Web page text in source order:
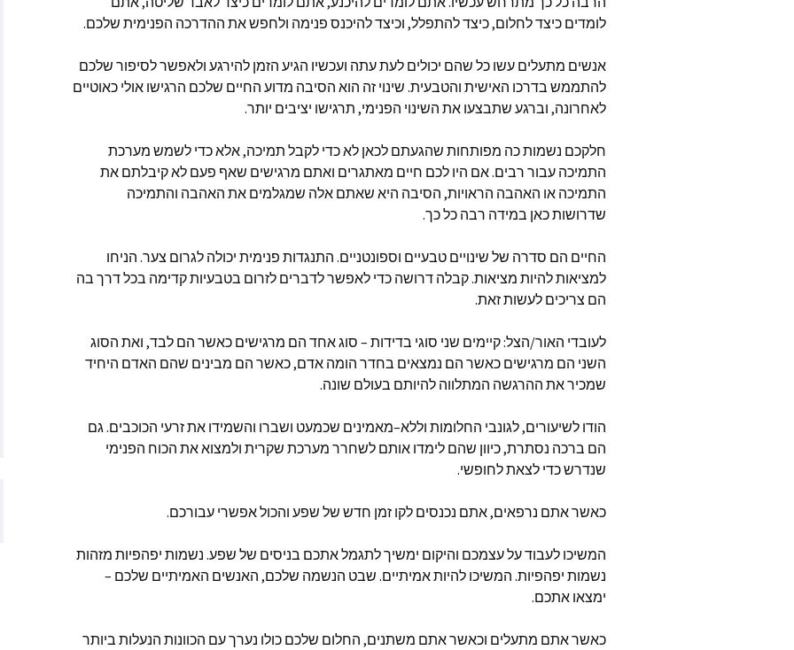
ג׳ף בראון – הגיגים
סטיב פאוולינה
קייט ספרקלי מאתר Spirit
מלאני בקלר מאתר ask-
angels
פינת המסרים הקצרים
טינה ספולדינג – מתקשרת
את ישוע ואננדה
לי קרול
כותבים וכותבות שונים
כלל המאמרים
שהתפרסמו בשנת 2025
בשנת 2023
תרומה ותמיכה
לומדים כיצד לחלום,כיצד להתפלל, וכיצד להיכנס פנימה ולחפש את ההדרכה הפנימית שלכם.
אנשים מתעלים עשו כל שהם יכולים לעת עתה ועכשיו הגיע הזמן להירגע ולאפשר לסיפור שלכם
להתממש בדרכו האישית והטבעית. שינוי זה הוא הסיבה מדוע החיים שלכם הרגישו אולי כאוטיים
לאחרונה, וברגע שתבצעו את השינוי הפנימי, תרגישו יציבים יותר.
חלקכם נשמות כה מפותחות שהגעתם לכאן לא כדי לקבל תמיכה,אלא כדי לשמש מערכת
התמיכה עבור רבים.אם היו לכם חיים מאתגרים ואתם מרגישים שאף פעם לא קיבלתם את
התמיכה או האהבה הראויות, הסיבה היא שאתם אלה שמגלמים את האהבה והתמיכה
שדרושות כאן במידה רבה כל כך.
החיים הם סדרה של שינויים טבעיים וספונטניים. התנגדות פנימית יכולה לגרום צער. הניחו
למציאות להיות מציאות.קבלה דרושה כדי לאפשר לדברים לזרום בטבעיות קדימה בכל דרך בה
הם צריכים לעשות זאת.
לעובדי האור/הצל:קיימים שני סוגי בדידות – סוג אחד הם מרגישים כאשר הם לבד, ואת הסוג
השני הם מרגישים כאשר הם נמצאים בחדר הומה אדם,כאשר הם מבינים שהם האדם היחיד
שמכיר את ההרגשה המתלווה להיותם בעולם שונה.
הודו לשיעורים,לגונבי החלומות וללא–מאמינים שכמעט ושברו והשמידו את זרעי הכוכבים.גם
הם ברכה נסתרת,כיוון שהם לימדו אותם לשחרר מערכת שקרית ולמצוא את הכוח הפנימי
שנדרש כדי לצאת לחופשי.
כאשר אתם נרפאים,אתם נכנסים לקו זמן חדש של שפע והכול אפשרי עבורכם.
המשיכו לעבוד על עצמכם והיקום ימשיך לתגמל אתכם בניסים של שפע. נשמות יפהפיות מזהות
נשמות יפהפיות. המשיכו להיות אמיתיים. שבט הנשמה שלכם, האנשים האמיתיים שלכם –
ימצאו אתכם.
כאשר אתם מתעלים וכאשר אתם משתנים, החלום שלכם כולו נערך עם הכוונות הנעלות ביותר